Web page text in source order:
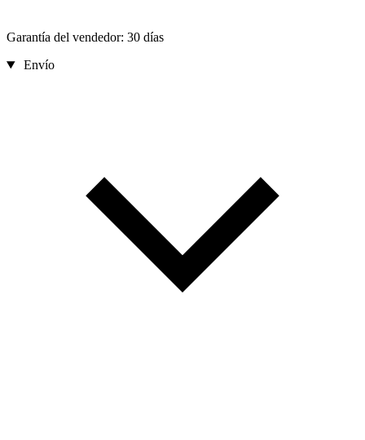
Garantía del vendedor: 30 días
Envío